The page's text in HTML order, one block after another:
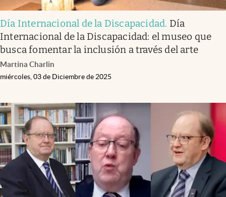
Día Internacional de la Discapacidad. Día
Internacional de la Discapacidad: el museo que
busca fomentar la inclusión a través del arte
Martina Charlin
miércoles, 03 de Diciembre de 2025